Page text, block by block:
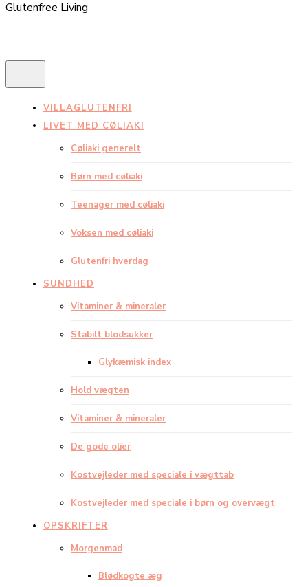
Glutenfree Living
VILLAGLUTENFRI
LIVET MED CØLIAKI
Cøliaki generelt
Børn med cøliaki
Teenager med cøliaki
Voksen med cøliaki
Glutenfri hverdag
SUNDHED
Vitaminer & mineraler
Stabilt blodsukker
Glykæmisk index
Hold vægten
Vitaminer & mineraler
De gode olier
Kostvejleder med speciale i vægttab
Kostvejleder med speciale i børn og overvægt
OPSKRIFTER
Morgenmad
Blødkogte æg